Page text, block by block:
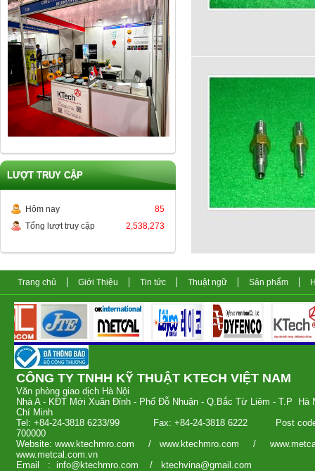
LƯỢT TRUY CẬP
Hôm nay
85
Tổng lượt truy cập
2,538,273
Trang chủ Giới Thiệu Tin tức Thuật ngữ Sản phẩm
CÔNG TY TNHH KỸ THUẬT KTECH
Văn phòng giao dịch
Nhà A - KĐT Mới Xuân Đỉnh - Phố Đỗ Nhuận - Q.Bắc Từ Liêm -
Chí Minh
Tel: +84-24-3818 6233/99 Fax: +84-24-3818 6222 Post
700000
Website: www.ktechmro.com / www.ktechmro.com /
www.metcal.com.vn
Email : info@ktechmro.com /